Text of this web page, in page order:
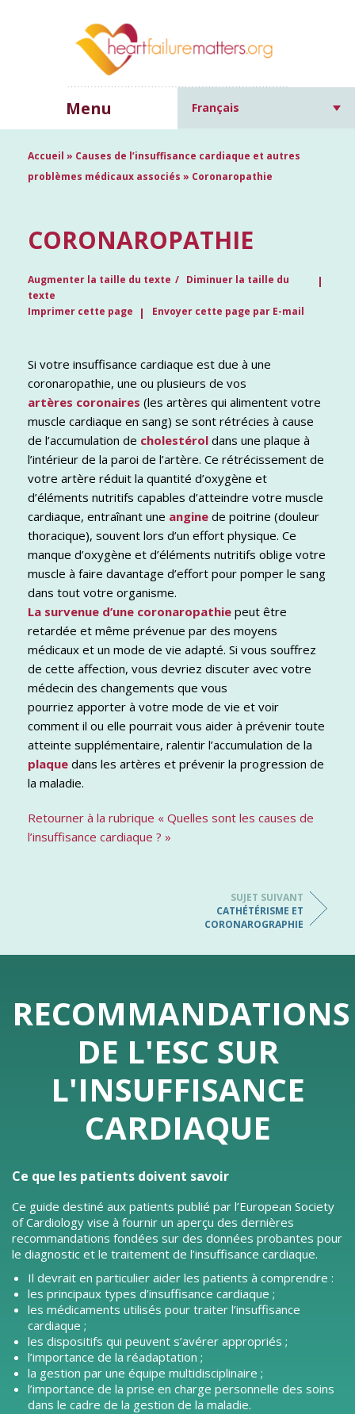
Menu Français
Accueil » Causes de l’insuffisance cardiaque et autres
problèmes médicaux associés » Coronaropathie
CORONAROPATHIE
Augmenter la taille du texte
Diminuer la taille du
texte
Imprimer cette page
Envoyer cette page par E-mail
Si votre insuffisance cardiaque est due à une
coronaropathie, une ou plusieurs de vos
artères coronaires (les artères qui alimentent votre
muscle cardiaque en sang) se sont rétrécies à cause
de l’accumulation de cholestérol dans une plaque à
l’intérieur de la paroi de l’artère. Ce rétrécissement de
votre artère réduit la quantité d’oxygène et
d’éléments nutritifs capables d’atteindre votre muscle
cardiaque, entraînant une angine de poitrine (douleur
thoracique), souvent lors d’un effort physique. Ce
manque d’oxygène et d’éléments nutritifs oblige votre
muscle à faire davantage d’effort pour pomper le sang
dans tout votre organisme.
La survenue d’une coronaropathie peut être
retardée et même prévenue par des moyens
médicaux et un mode de vie adapté. Si vous souffrez
de cette affection, vous devriez discuter avec votre
médecin des changements que vous
pourriez apporter à votre mode de vie et voir
comment il ou elle pourrait vous aider à prévenir toute
atteinte supplémentaire, ralentir l’accumulation de la
plaque dans les artères et prévenir la progression de
la maladie.
Retourner à la rubrique « Quelles sont les causes de
l’insuffisance cardiaque ? »
SUJET SUIVANT
CATHÉTÉRISME ET
CORONAROGRAPHIE
RECOMMANDATIONS
DE L'ESC SUR
L'INSUFFISANCE
CARDIAQUE
Ce que les patients doivent savoir
Ce guide destiné aux patients publié par l’European Society
of Cardiology vise à fournir un aperçu des dernières
recommandations fondées sur des données probantes pour
le diagnostic et le traitement de l’insuffisance cardiaque.
Il devrait en particulier aider les patients à comprendre :
les principaux types d’insuffisance cardiaque ;
les médicaments utilisés pour traiter l’insuffisance
cardiaque ;
les dispositifs qui peuvent s’avérer appropriés ;
l’importance de la réadaptation ;
la gestion par une équipe multidisciplinaire ;
l’importance de la prise en charge personnelle des soins
dans le cadre de la gestion de la maladie.